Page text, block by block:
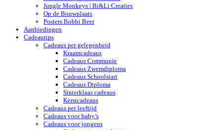
Jungle Monkeys | Bi&Li Creaties
Op de Bouwplaats
Posters Bobbi Beer
Aanbiedingen
Cadeautips
Cadeaus per gelegenheid
Kraamcadeaus
Cadeaus Communie
Cadeaus Zwemdiploma
Cadeaus Schoolstart
Cadeaus Diploma
Sinterklaas cadeaus
Kerstcadeaus
Cadeaus per leeftijd
Cadeaus voor baby’s
Cadeaus voor jongens